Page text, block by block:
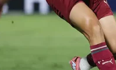
agosto de 2026 ]
Botafogo x
decisivo pelo Brasileirão
de agosto de 2026 ] Fluminense